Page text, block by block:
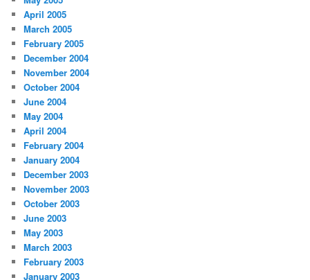
April 2005
March 2005
February 2005
December 2004
November 2004
October 2004
June 2004
May 2004
April 2004
February 2004
January 2004
December 2003
November 2003
October 2003
June 2003
May 2003
March 2003
February 2003
January 2003